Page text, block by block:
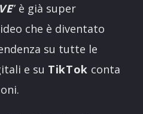
” è già super
che è diventato
su tutte le
e su TikTok conta